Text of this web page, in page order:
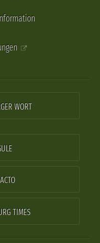
WORT
TIMES